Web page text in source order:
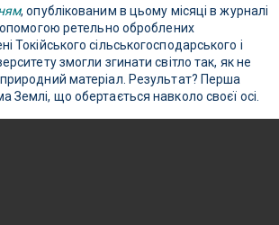
, опублікованим в цьому місяці в журналі
ретельно оброблених
Токійського сільськогосподарського і
змогли згинати світло так, як не
матеріал. Результат? Перша
Землі, що обертається навколо своєї осі.